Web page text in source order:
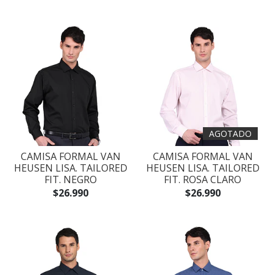
CAMISA FORMAL VAN
HEUSEN LISA. TAILORED
FIT. NEGRO
$26.990
AGOTADO
CAMISA FORMAL VAN
HEUSEN LISA. TAILORED
FIT. ROSA CLARO
$26.990